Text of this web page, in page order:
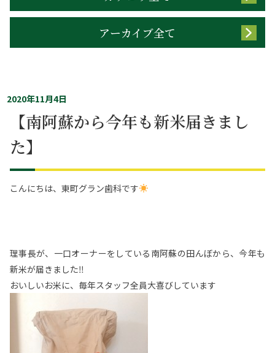
アーカイブ全て
2020年11月4日
【南阿蘇から今年も新米届きまし
た】
こんにちは、東町グラン歯科です
理事長が、一口オーナーをしている南阿蘇の田んぼから、今年も
新米が届きました‼︎
おいしいお米に、毎年スタッフ全員大喜びしています